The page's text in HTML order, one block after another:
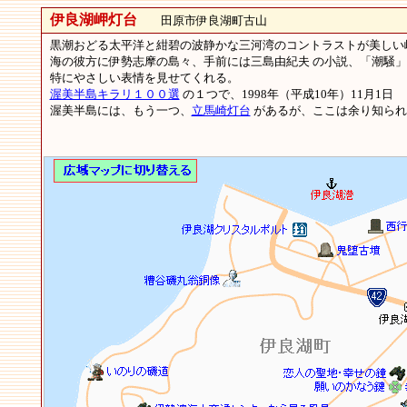
伊良湖岬灯台 田原市伊良湖町古山
黒潮おどる太平洋と紺碧の波静かな三河湾のコントラストが美し
海の彼方に伊勢志摩の島々、手前には三島由紀夫 の小説、「潮
特にやさしい表情を見せてくれる。
渥美半島キラリ１００選 の１つで、1998年（平成10年）11月1日
渥美半島には、もう一つ、 立馬崎灯台 があるが、ここは余り知ら